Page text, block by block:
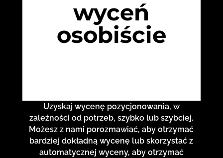
wyceń
osobiście
Uzyskaj wycenę pozycjonowania, w
zależności od potrzeb, szybko lub szybciej.
Możesz z nami porozmawiać, aby otrzymać
bardziej dokładną wycenę lub skorzystać z
automatycznej wyceny, aby otrzymać